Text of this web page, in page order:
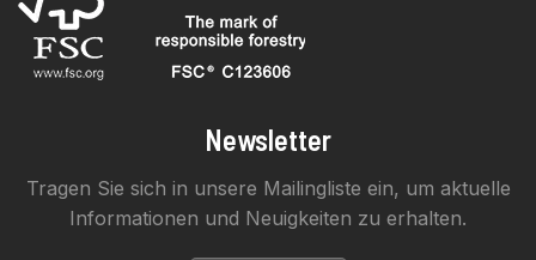
Newsletter
Tragen Sie sich in unsere Mailingliste ein, um aktuelle
Informationen und Neuigkeiten zu erhalten.